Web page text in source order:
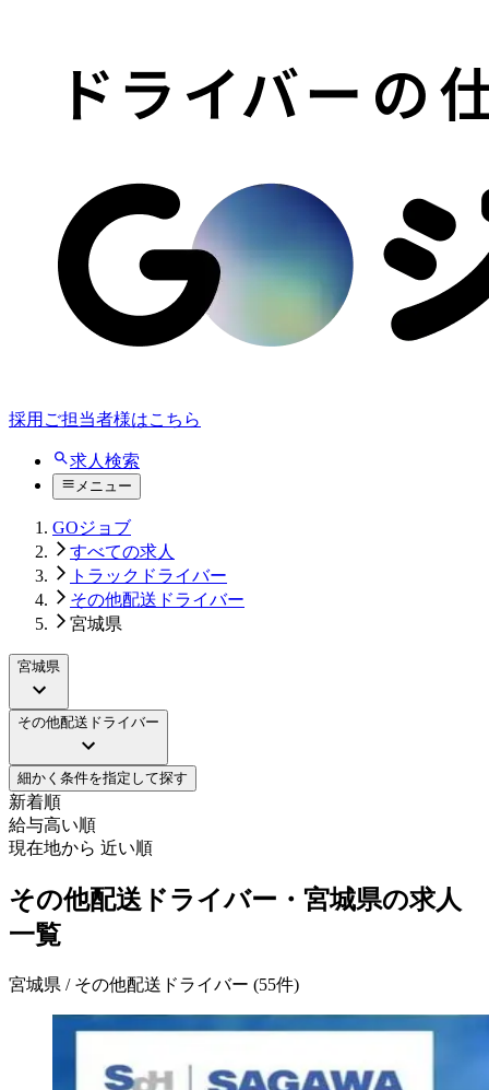
採用ご担当者様はこちら
求人検索
メニュー
GOジョブ
すべての求人
トラックドライバー
その他配送ドライバー
宮城県
宮城県
その他配送ドライバー
細かく条件を指定して探す
新着順
給与高い順
現在地から 近い順
その他配送ドライバー・宮城県の求人
一覧
宮城県 / その他配送ドライバー (55件)